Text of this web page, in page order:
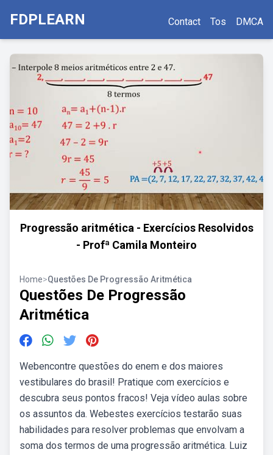
FDPLEARN Contact Tos DMCA
Progressão aritmética - Exercícios Resolvidos
- Profª Camila Monteiro
Home>Questões De Progressão Aritmética
Questões De Progressão
Aritmética
Webencontre questões do enem e dos maiores
vestibulares do brasil! Pratique com exercícios e
descubra seus pontos fracos! Veja vídeo aulas sobre
os assuntos da. Webestes exercícios testarão suas
habilidades para resolver problemas que envolvam a
soma dos termos de uma progressão aritmética. Luiz